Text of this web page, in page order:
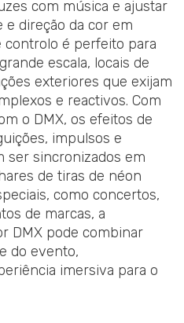
com música e ajustar
e direção da cor em
controlo é perfeito para
escala, locais de
exteriores que exijam
e reactivos. Com
o DMX, os efeitos de
impulsos e
ser sincronizados em
de tiras de néon
como concertos,
de marcas, a
DMX pode combinar
do evento,
imersiva para o